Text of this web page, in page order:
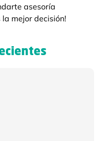
asesoría
mejor decisión!